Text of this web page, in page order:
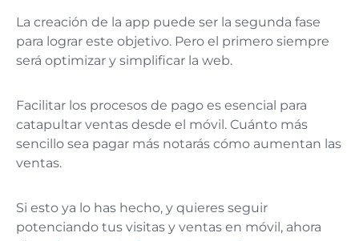
La creación de la app puede ser la segunda fase
para lograr este objetivo. Pero el primero siempre
será optimizar y simplificar la web.
Facilitar los procesos de pago es esencial para
catapultar ventas desde el móvil. Cuánto más
sencillo sea pagar más notarás cómo aumentan las
ventas.
Si esto ya lo has hecho, y quieres seguir
potenciando tus visitas y ventas en móvil, ahora